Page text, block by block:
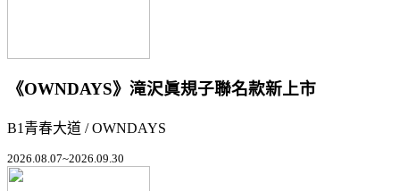
《OWNDAYS》滝沢眞規子聯名款新上市
B1青春大道 / OWNDAYS
2026.08.07~2026.09.30